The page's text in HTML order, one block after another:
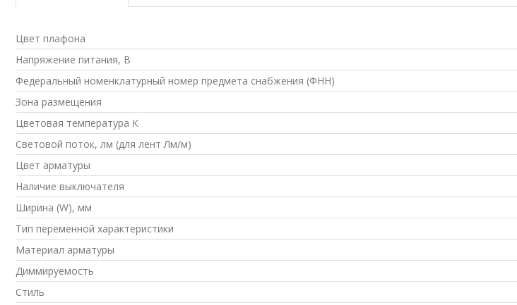
Цвет плафона
Напряжение питания, В
Федеральный номенклатурный номер предмета снабжения (ФНН)
Зона размещения
Цветовая температура К
Световой поток, лм (для лент Лм/м)
Цвет арматуры
Наличие выключателя
Ширина (W), мм
Тип переменной характеристики
Материал арматуры
Диммируемость
Стиль